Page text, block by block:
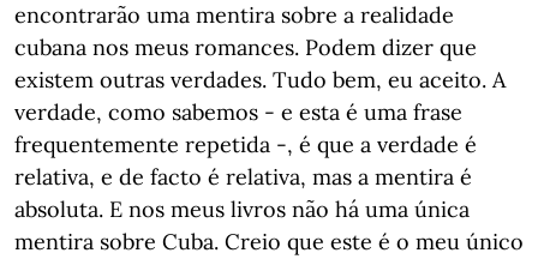
encontrarão uma mentira sobre a realidade
cubana nos meus romances. Podem dizer que
existem outras verdades. Tudo bem, eu aceito. A
verdade, como sabemos - e esta é uma frase
frequentemente repetida -, é que a verdade é
relativa, e de facto é relativa, mas a mentira é
absoluta. E nos meus livros não há uma única
mentira sobre Cuba. Creio que este é o meu único